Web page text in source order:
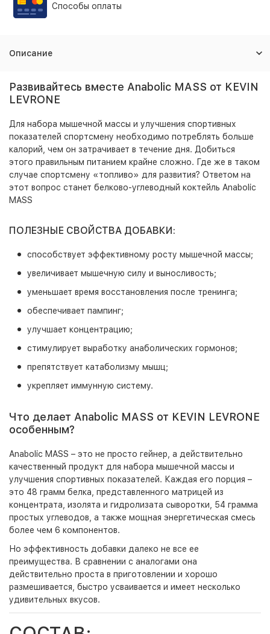
Способы оплаты
Описание
Развивайтесь вместе Anabolic MASS от KEVIN
LEVRONE
Для набора мышечной массы и улучшения спортивных
показателей спортсмену необходимо потреблять больше
калорий, чем он затрачивает в течение дня. Добиться
этого правильным питанием крайне сложно. Где же в таком
случае спортсмену «топливо» для развития? Ответом на
этот вопрос станет белково-углеводный коктейль Anabolic
MASS
ПОЛЕЗНЫЕ СВОЙСТВА ДОБАВКИ:
способствует эффективному росту мышечной массы;
увеличивает мышечную силу и выносливость;
уменьшает время восстановления после тренинга;
обеспечивает пампинг;
улучшает концентрацию;
стимулирует выработку анаболических гормонов;
препятствует катаболизму мышц;
укрепляет иммунную систему.
Что делает Anabolic MASS от KEVIN LEVRONE
особенным?
Anabolic MASS – это не просто гейнер, а действительно
качественный продукт для набора мышечной массы и
улучшения спортивных показателей. Каждая его порция –
это 48 грамм белка, представленного матрицей из
концентрата, изолята и гидролизата сыворотки, 54 грамма
простых углеводов, а также мощная энергетическая смесь
более чем 6 компонентов.
Но эффективность добавки далеко не все ее
преимущества. В сравнении с аналогами она
действительно проста в приготовлении и хорошо
размешивается, быстро усваивается и имеет несколько
удивительных вкусов.